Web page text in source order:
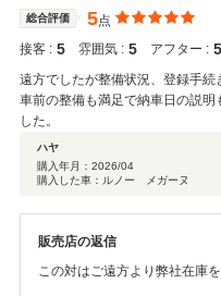
山の思い出をお作り頂ければ
ざいました。
総合評価 5点
接客 : 5 雰囲気 : 5 アフター : 5
遠方でしたが整備状況、登録手
車前の整備も満足で納車日の説明
した。
ハヤ
購入年月： 2026/04
購入した車：ルノー メガーヌ
販売店の返信
この対はご遠方より弊社在庫